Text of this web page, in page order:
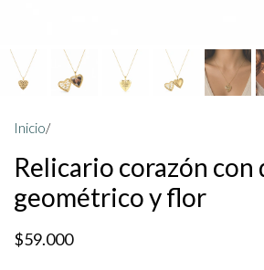
Inicio/
Relicario corazón con
geométrico y flor
$59.000